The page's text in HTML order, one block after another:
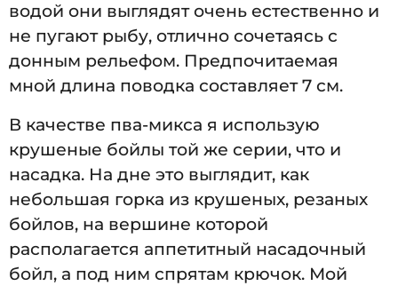
водой они выглядят очень естественно и
не пугают рыбу, отлично сочетаясь с
донным рельефом. Предпочитаемая
мной длина поводка составляет 7 см.
В качестве пва-микса я использую
крушеные бойлы той же серии, что и
насадка. На дне это выглядит, как
небольшая горка из крушеных, резаных
бойлов, на вершине которой
располагается аппетитный насадочный
бойл, а под ним спрятам крючок. Мой